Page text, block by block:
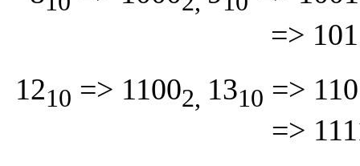
=>
1210 => 11002, 1310 =>
=>